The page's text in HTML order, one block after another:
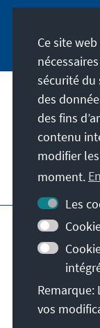
Adresse
Contact
Visitez aussi
Page
Signaler
©
Ce site
sécurité du
des
des fins
contenu
modifier
moment.
Les
Remarque:
vos